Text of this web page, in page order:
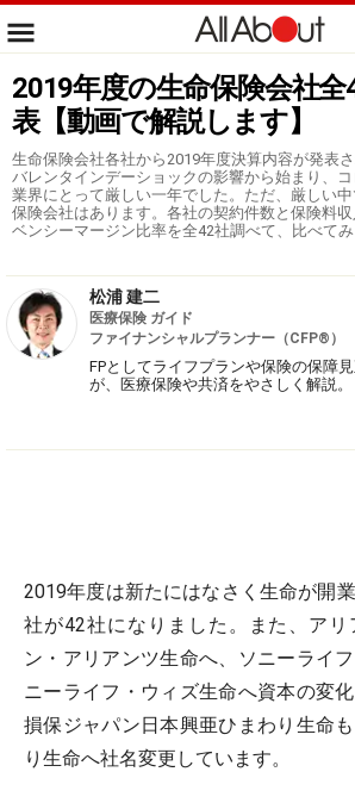
2019年度の生命保険会社
表【動画で解説します】
生命保険会社各社から2019年度決算内容が発表
バレンタインデーショックの影響から始まり、コ
業界にとって厳しい一年でした。ただ、厳しい
保険会社はあります。各社の契約件数と保険料
ベンシーマージン比率を全42社調べて、比べてみ
松浦 建二
医療保険 ガイド
ファイナンシャルプランナー（CFP®）
FPとしてライフプランや保険の保障
が、医療保険や共済をやさしく解説。
2019年度は新たにはなさく生命が開
社が42社になりました。また、ア
ン・アリアンツ生命へ、ソニーライ
ニーライフ・ウィズ生命へ資本の変化
損保ジャパン日本興亜ひまわり生命
り生命へ社名変更しています。